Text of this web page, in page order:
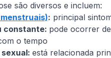
são diversos e incluem:
: principal
constante: pode ocorrer
o tempo
está relacionada